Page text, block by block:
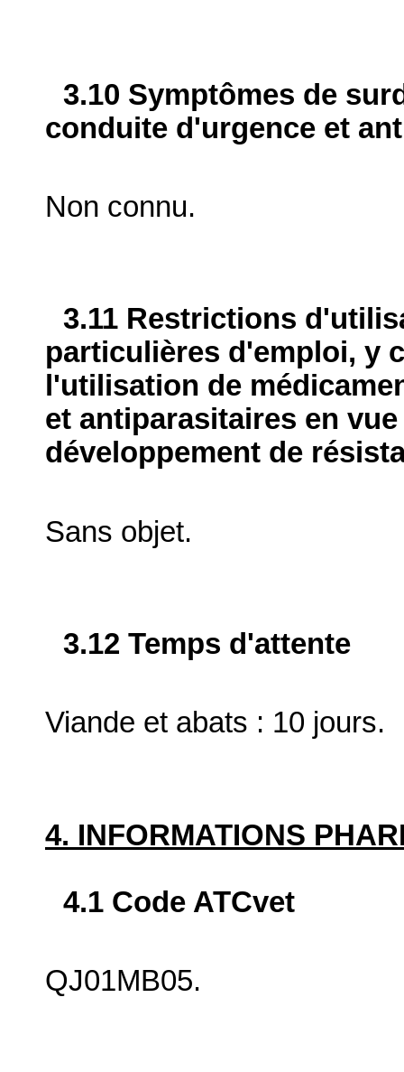
3.10 Symptômes de
conduite d'urgence et
Non connu.
3.11 Restrictions
particulières d'emploi, y
l'utilisation de
et antiparasitaires en
développement de
Sans objet.
3.12 Temps d'attente
Viande et abats : 10 jours.
4. INFORMATIONS
4.1 Code ATCvet
QJ01MB05.